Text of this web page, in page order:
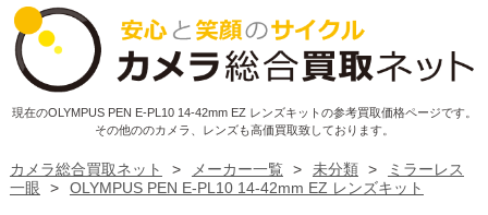
現在のOLYMPUS PEN E-PL10 14-42mm EZ レンズキットの参考買取価格ページです。
その他ののカメラ、レンズも高価買取致しております。
カメラ総合買取ネット > メーカー一覧 > 未分類 >
ミラーレス
一眼
> OLYMPUS PEN E-PL10 14-42mm EZ レンズキット